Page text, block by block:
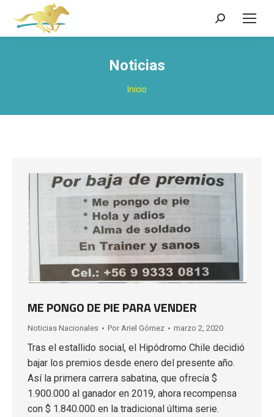
Buscar:
Noticias
Estás aquí:
Inicio
ME PONGO DE PIE PARA VENDER
Noticias Nacionales Por Ariel Gómez marzo 2, 2020
Tras el estallido social, el Hipódromo Chile decidió
bajar los premios desde enero del presente año.
Así la primera carrera sabatina, que ofrecía $
1.900.000 al ganador en 2019, ahora recompensa
con $ 1.840.000 en la tradicional última serie.